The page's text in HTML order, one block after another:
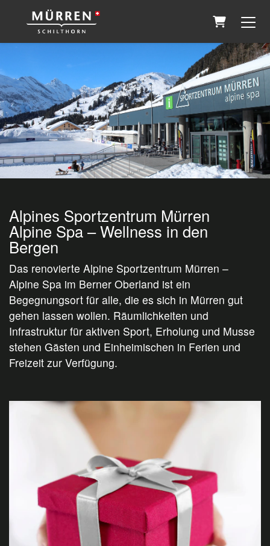
Warenkorb
Alpines Sportzentrum Mürren
Alpine Spa – Wellness in den
Bergen
Das renovierte Alpine Sportzentrum Mürren –
Alpine Spa im Berner Oberland ist ein
Begegnungsort für alle, die es sich in Mürren gut
gehen lassen wollen. Räumlichkeiten und
Infrastruktur für aktiven Sport, Erholung und Musse
stehen Gästen und Einheimischen in Ferien und
Freizeit zur Verfügung.